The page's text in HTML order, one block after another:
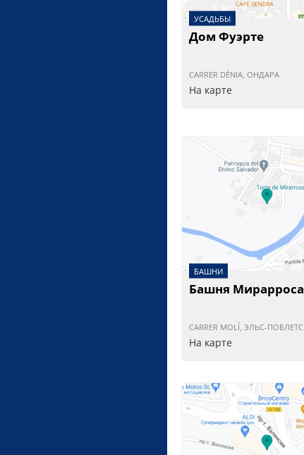
УСАДЬБЫ
Дом Фуэрте
CARRER DÉNIA, ОНДАРА
На карте
БАШНИ
Башня Мирарроса
CARRER MOLÍ, ЭЛЬС-ПОБЛЕТС
На карте